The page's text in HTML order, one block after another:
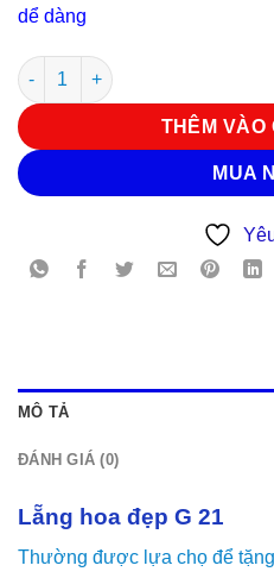
dể dàng
Hoa sinh nhật G 21 số lượng
THÊM VÀO
MUA
MÔ TẢ
ĐÁNH GIÁ (0)
Lẵng hoa đẹp G 21
Thường được lựa chọ để